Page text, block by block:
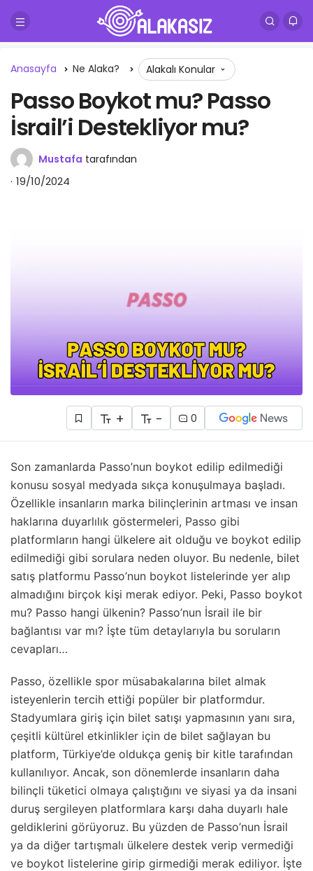
Anasayfa Ne Alaka? Alakalı Konular
Passo Boykot mu? Passo
İsrail’i Destekliyor mu?
Mustafa tarafından
19/10/2024
+ - 0
Son zamanlarda Passo’nun boykot edilip edilmediği
konusu sosyal medyada sıkça konuşulmaya başladı.
Özellikle insanların marka bilinçlerinin artması ve insan
haklarına duyarlılık göstermeleri, Passo gibi
platformların hangi ülkelere ait olduğu ve boykot edilip
edilmediği gibi sorulara neden oluyor. Bu nedenle, bilet
satış platformu Passo’nun boykot listelerinde yer alıp
almadığını birçok kişi merak ediyor. Peki, Passo boykot
mu? Passo hangi ülkenin? Passo’nun İsrail ile bir
bağlantısı var mı? İşte tüm detaylarıyla bu soruların
cevapları…
Passo, özellikle spor müsabakalarına bilet almak
isteyenlerin tercih ettiği popüler bir platformdur.
Stadyumlara giriş için bilet satışı yapmasının yanı sıra,
çeşitli kültürel etkinlikler için de bilet sağlayan bu
platform, Türkiye’de oldukça geniş bir kitle tarafından
kullanılıyor. Ancak, son dönemlerde insanların daha
bilinçli tüketici olmaya çalıştığını ve siyasi ya da insani
duruş sergileyen platformlara karşı daha duyarlı hale
geldiklerini görüyoruz. Bu yüzden de Passo’nun İsrail
ya da diğer tartışmalı ülkelere destek verip vermediği
ve boykot listelerine girip girmediği merak ediliyor. İşte